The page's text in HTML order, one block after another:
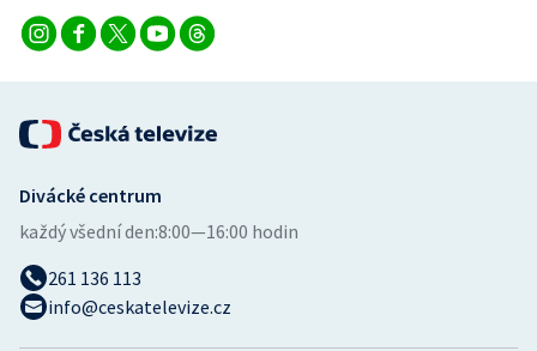
Volejbal
Ostatní
Divácké centrum
každý všední den:8:00—16:00 hodin
261 136 113
info@ceskatelevize.cz